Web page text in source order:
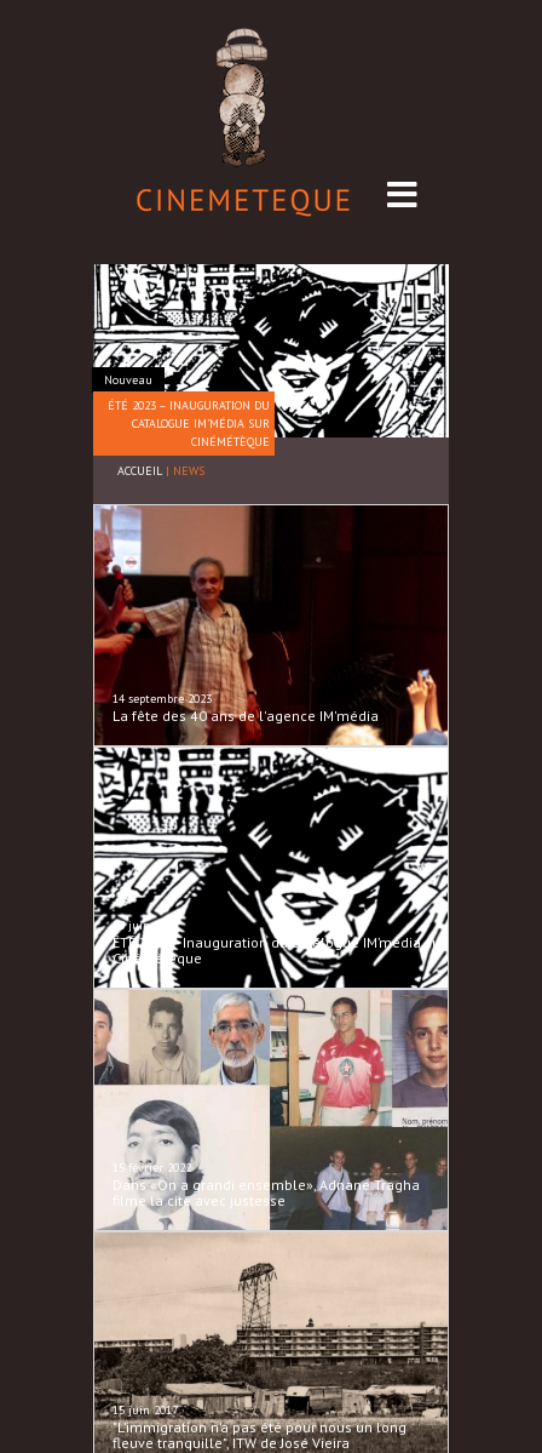
Nouveau
ÉTÉ 2023 – INAUGURATION DU
CATALOGUE IM’MÉDIA SUR
CINÉMÉTÈQUE
ACCUEIL | NEWS
14 septembre 2023
La fête des 40 ans de l'agence IM'média
25 juin 2023
ÉTÉ 2023 - Inauguration du catalogue IM’média sur
Cinémétèque
15 février 2022
Dans «On a grandi ensemble», Adnane Tragha
filme la cité avec justesse
15 juin 2017
"L’immigration n’a pas été pour nous un long
fleuve tranquille", ITW de José Vieira